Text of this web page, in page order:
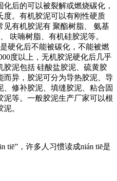
后的可以被裂解或燃烧碳化，
度。有机胶泥可以有刚性硬质
见有机胶泥有 聚酯树脂、 氨基
呋喃树脂、有机硅胶泥等。
硬化后不能被碳化，不能被燃
度以上，无机胶泥硬化后几乎
胶泥包括 硅酸盐胶泥、硫黄胶
异，胶泥可分为导热胶泥、导
、修补胶泥、填缝胶泥、粘合固
泥等。一般胶泥生产厂家可以根
。
tiē”，许多人习惯读成nián tiē是